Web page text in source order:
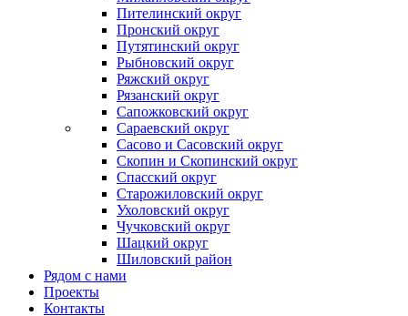
Пителинский округ
Пронский округ
Путятинский округ
Рыбновский округ
Ряжский округ
Рязанский округ
Сапожковский округ
Сараевский округ
Сасово и Сасовский округ
Скопин и Скопинский округ
Спасский округ
Старожиловский округ
Ухоловский округ
Чучковский округ
Шацкий округ
Шиловский район
Рядом с нами
Проекты
Контакты